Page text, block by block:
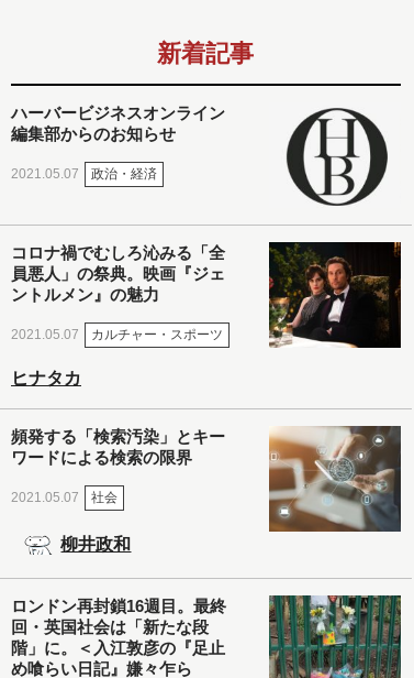
新着記事
ハーバービジネスオンライン
編集部からのお知らせ
2021.05.07 政治・経済
コロナ禍でむしろ沁みる「全
員悪人」の祭典。映画『ジェ
ントルメン』の魅力
2021.05.07 カルチャー・スポーツ
ヒナタカ
頻発する「検索汚染」とキー
ワードによる検索の限界
2021.05.07 社会
柳井政和
ロンドン再封鎖16週目。最終
回・英国社会は「新たな段
階」に。＜入江敦彦の『足止
め喰らい日記』嫌々乍ら